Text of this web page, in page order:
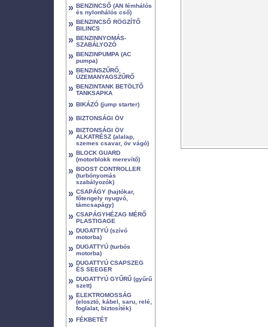
» BENZINCSŐ (AN fémhálós
és nylonhálós cső)
» BENZINCSŐ RÖGZÍTŐ
BILINCS
» BENZINNYOMÁS-
SZABÁLYOZÓ
» BENZINPUMPA (AC
pumpa)
» BENZINSZŰRŐ,
ÜZEMANYAGSZŰRŐ
» BENZINTANK BETÖLTŐ
TANKSAPKA
» BIKÁZÓ (jump starter)
» BIZTONSÁGI ÖV
» BIZTONSÁGI ÖV
ALKATRÉSZ (alalap,
szemes csavar, öv vágó)
» BLOCK GUARD
(motorblokk merevítő)
» BOOST CONTROLLER
(turbónyomás
szabályozók)
» CSAPÁGY (hajtókar,
főtengely nyugvó,
támcsapágy)
» CSAPÁGYHÉZAG MÉRŐ
PLASTIGAGE
» DUGATTYÚ (szívó
motorba)
» DUGATTYÚ (turbós
motorba)
» DUGATTYÚ CSAPSZEG
ÉS SEEGER
» DUGATTYÚ GYŰRŰ (gyűrű
szett)
» ELEKTROMOSSÁG
(elosztó, kábel, saru, relé,
foglalat, biztosíték)
» FÉKBETÉT